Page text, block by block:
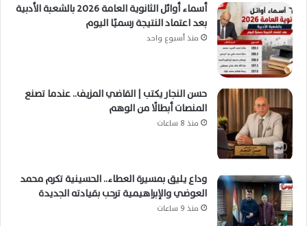
أسماء أوائل الثانوية العامة 2026 بالشعبة الأدبية
بعد اعتماد النتيجة رسميًا اليوم
منذ أسبوع واحد
حسن النجار يكتب | القاضي المزيف.. عندما تصنع
المنصات أبطالًا من الوهم
منذ 8 ساعات
وداع يليق بمسيرة العطاء.. الحسينية تكرم محمد
العوضي والإبراهيمية ترحب بقيادته الجديدة
منذ 9 ساعات